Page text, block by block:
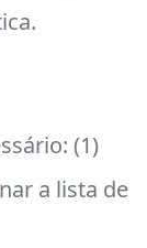
(1)
a lista de